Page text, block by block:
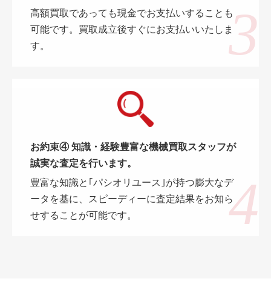
高額買取であっても現金でお支払いすることも
可能です。買取成立後すぐにお支払いいたしま
す。
お約束④ 知識・経験豊富な機械買取スタッフが
誠実な査定を行います。
豊富な知識と｢パシオリユース｣が持つ膨大なデ
ータを基に、スピーディーに査定結果をお知ら
せすることが可能です。